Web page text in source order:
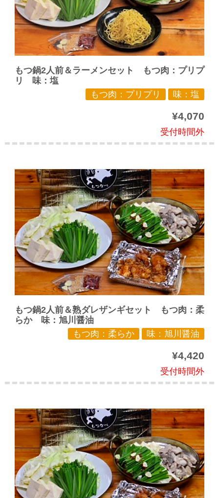
もつ鍋2人前＆ラーメンセット もつ肉：プリプ
リ 味：塩
もつ肉：プリプリ
味：塩
¥4,070
受付時間外
もつ鍋2人前＆熟ダレザンギセット もつ肉：柔
らか 味：旭川醤油
もつ肉：柔らか
味：旭川醤油
¥4,420
受付時間外